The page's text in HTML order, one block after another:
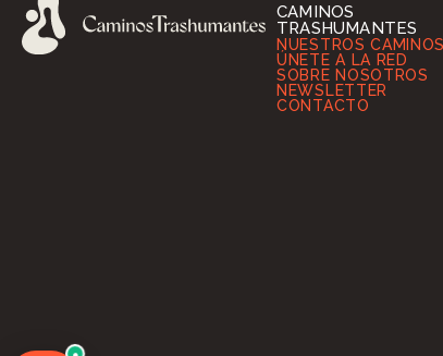
CAMINOS
TRASHUMANTES
NUESTROS CAMINOS
ÚNETE A LA RED
SOBRE NOSOTROS
NEWSLETTER
CONTACTO